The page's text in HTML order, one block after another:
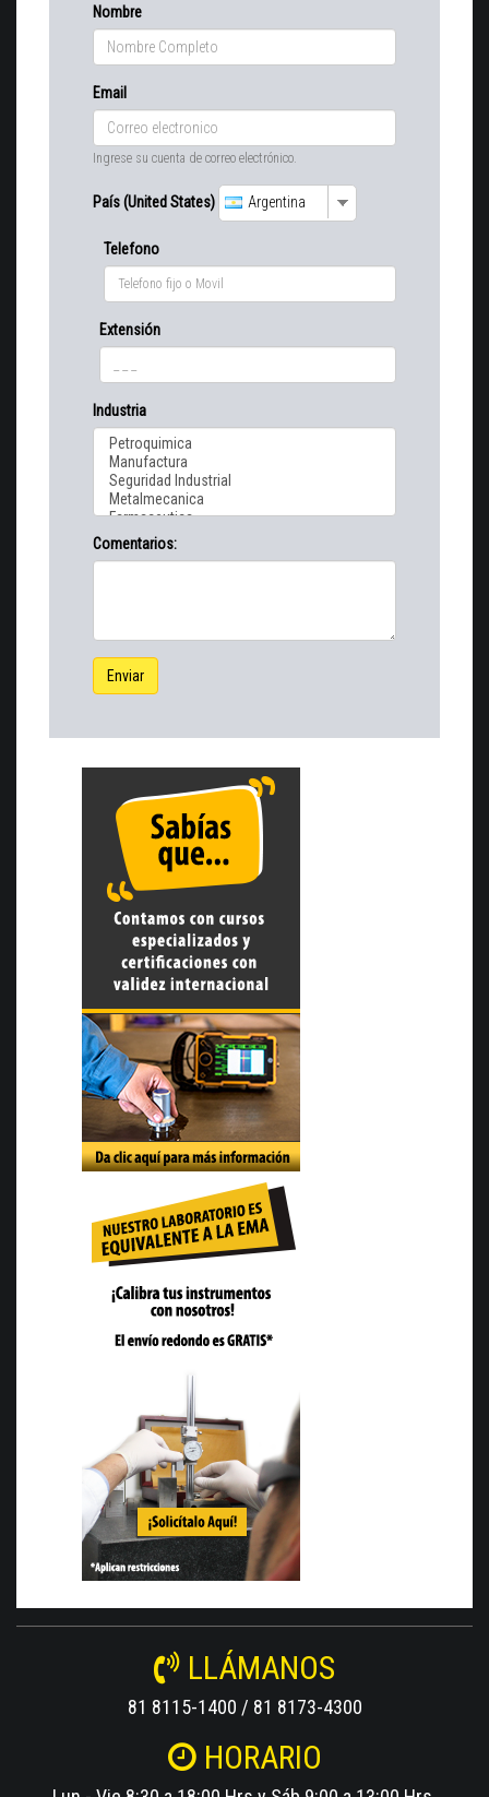
Nombre
Email
Ingrese su cuenta de correo electrónico.
País (United States) Argentina
Telefono
Extensión
Industria
Comentarios:
Enviar
LLÁMANOS
81 8115-1400 / 81 8173-4300
HORARIO